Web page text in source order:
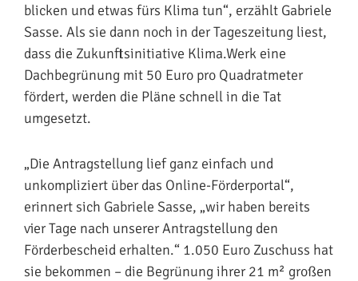
blicken und etwas fürs Klima tun“, erzählt Gabriele
Sasse. Als sie dann noch in der Tageszeitung liest,
dass die Zukunftsinitiative Klima.Werk eine
Dachbegrünung mit 50 Euro pro Quadratmeter
fördert, werden die Pläne schnell in die Tat
umgesetzt.
„Die Antragstellung lief ganz einfach und
unkompliziert über das Online-Förderportal“,
erinnert sich Gabriele Sasse, „wir haben bereits
vier Tage nach unserer Antragstellung den
Förderbescheid erhalten.“ 1.050 Euro Zuschuss hat
sie bekommen – die Begrünung ihrer 21 m² großen